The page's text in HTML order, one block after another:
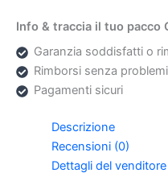
Info & traccia il tuo pacco
Garanzia soddisfatti o
Rimborsi senza problemi
Pagamenti sicuri
Descrizione
Recensioni (0)
Dettagli del venditore